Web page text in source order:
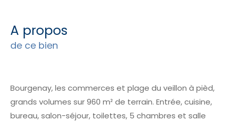
a propos
de ce bien
Bourgenay, les commerces et plage du veillon à pièd,
grands volumes sur 960 m² de terrain. Entrée, cuisine,
bureau, salon-séjour, toilettes, 5 chambres et salle